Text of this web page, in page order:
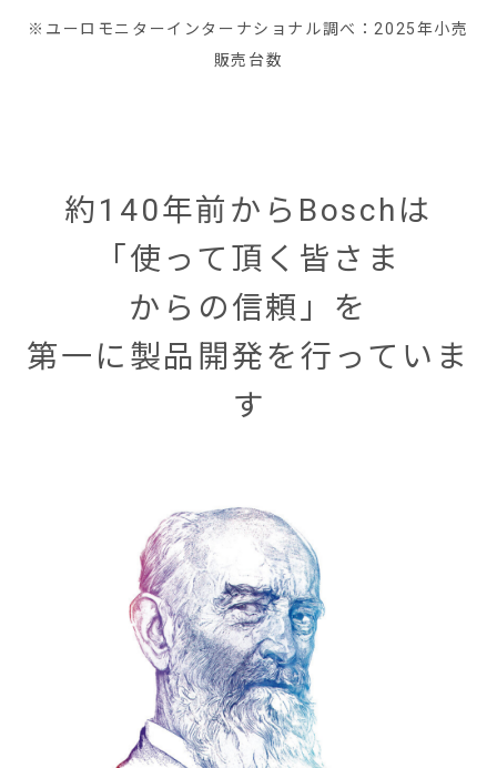
※ユーロモニターインターナショナル調べ：2025年小売
販売台数
約140年前からBoschは
「使って頂く皆さま
からの信頼」を
第一に製品開発を行っていま
す